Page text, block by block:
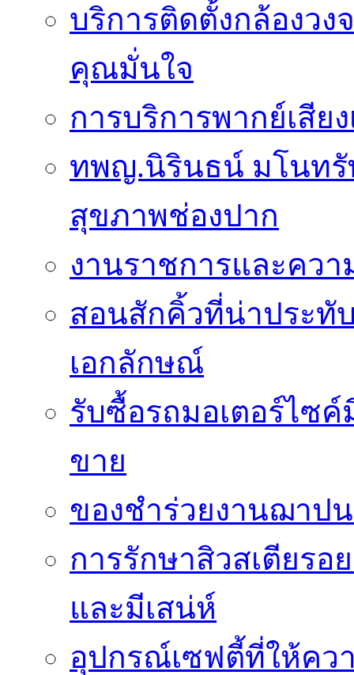
บริการติดตั้งกล้องว
คุณมั่นใจ
การบริการพากย์เสีย
ทพญ.นิรินธน์ มโนทรั
สุขภาพช่องปาก
งานราชการและคว
สอนสักคิ้วที่น่าประทั
เอกลักษณ์
รับซื้อรถมอเตอร์ไซ
ขาย
ของชำร่วยงานฌาป
การรักษาสิวสเตียร
และมีเสน่ห์
อุปกรณ์เซฟตี้ที่ให้ค